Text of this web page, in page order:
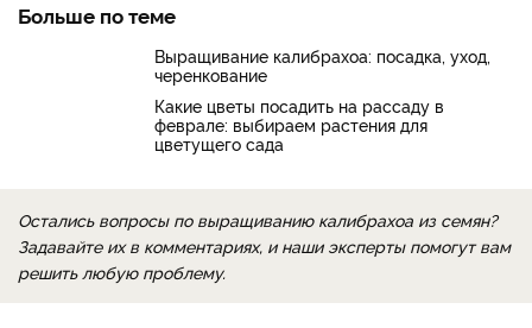
Больше по теме
Выращивание калибрахоа: посадка, уход,
черенкование
Какие цветы посадить на рассаду в
феврале: выбираем растения для
цветущего сада
Остались вопросы по выращиванию калибрахоа из семян?
Задавайте их в комментариях, и наши эксперты помогут вам
решить любую проблему.